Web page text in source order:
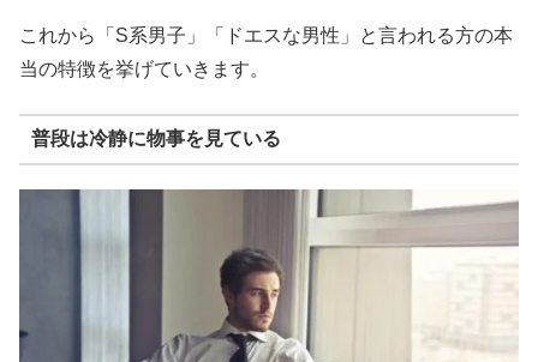
これから「S系男子」「ドエスな男性」と言われる方の本
当の特徴を挙げていきます。
普段は冷静に物事を見ている